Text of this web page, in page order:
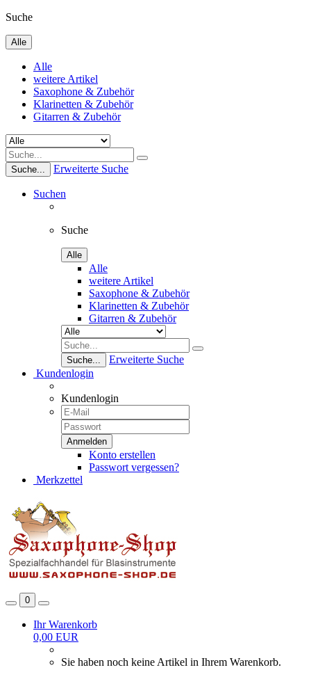
Suche
Alle
Alle
weitere Artikel
Saxophone & Zubehör
Klarinetten & Zubehör
Gitarren & Zubehör
Suche... Erweiterte Suche
Suchen
Suche
Alle
Alle
weitere Artikel
Saxophone & Zubehör
Klarinetten & Zubehör
Gitarren & Zubehör
Suche...
Erweiterte Suche
Kundenlogin
Kundenlogin
Konto erstellen
Passwort vergessen?
Merkzettel
0
Ihr Warenkorb
0,00 EUR
Sie haben noch keine Artikel in Ihrem Warenkorb.